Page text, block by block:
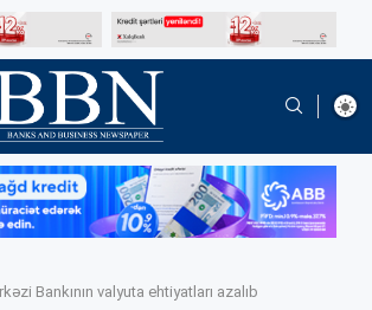
Bankının valyuta ehtiyatları azalıb